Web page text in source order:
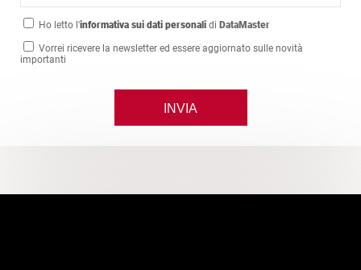
Ho letto l'informativa sui dati personali di DataMaster
Vorrei ricevere la newsletter ed essere aggiornato sulle novità
importanti